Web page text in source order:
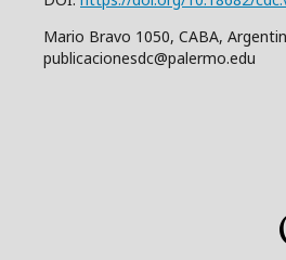
Mario Bravo 1050, CABA,
publicacionesdc@palermo.edu